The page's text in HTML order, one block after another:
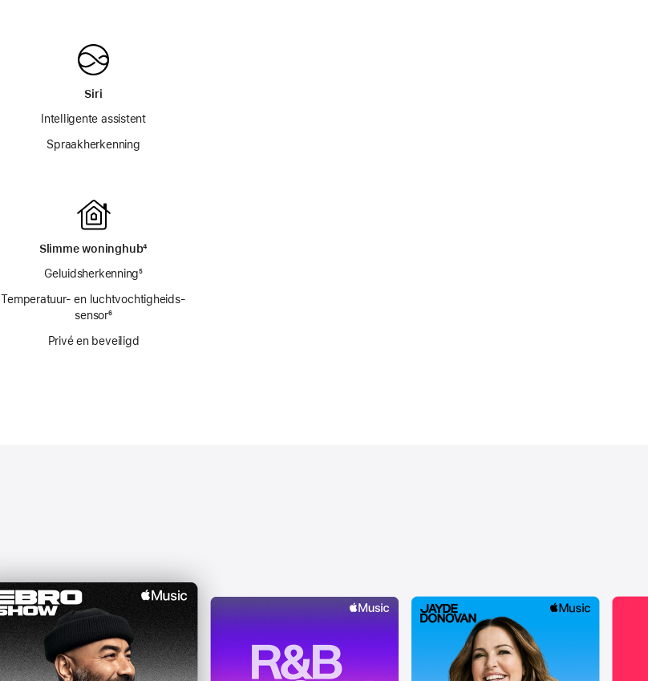
Siri
Intelligente assistent
Spraakherkenning
Slimme woninghubvoetnoot
⁴
Geluidsherkenningvoetnoot
⁵
Temperatuur- en luchtvochtigheids­
sensorvoetnoot
⁶
Privé en beveiligd